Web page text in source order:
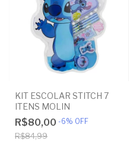
KIT ESCOLAR STITCH 7
ITENS MOLIN
R$80,00 -6% OFF
R$84,99